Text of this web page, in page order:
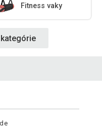
Fitness vaky